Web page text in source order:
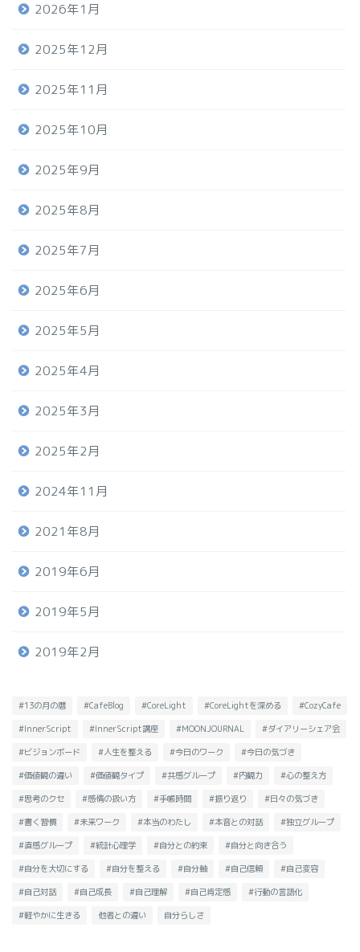
2026年1月
2025年12月
2025年11月
2025年10月
2025年9月
2025年8月
2025年7月
2025年6月
2025年5月
2025年4月
2025年3月
2025年2月
2024年11月
2021年8月
2019年6月
2019年5月
2019年2月
#13の月の暦 #CafeBlog #CoreLight #CoreLightを深める #CozyCafe
#InnerScript #InnerScript講座 #MOONJOURNAL #ダイアリーシェア会
#ビジョンボード #人生を整える #今日のワーク #今日の気づき
#価値観の違い #価値観タイプ #共感グループ #内観力 #心の整え方
#思考のクセ #感情の扱い方 #手帳時間 #振り返り #日々の気づき
#書く習慣 #未来ワーク #本当のわたし #本音との対話 #独立グループ
#直感グループ #統計心理学 #自分との約束 #自分と向き合う
#自分を大切にする #自分を整える #自分軸 #自己信頼 #自己変容
#自己対話 #自己成長 #自己理解 #自己肯定感 #行動の言語化
#軽やかに生きる 他者との違い 自分らしさ